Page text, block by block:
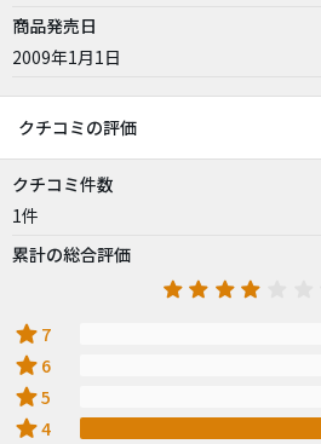
商品発売日
2009年1月1日
クチコミの評価
クチコミ件数
1件
累計の総合評価
star 7
star 6
star5
star4